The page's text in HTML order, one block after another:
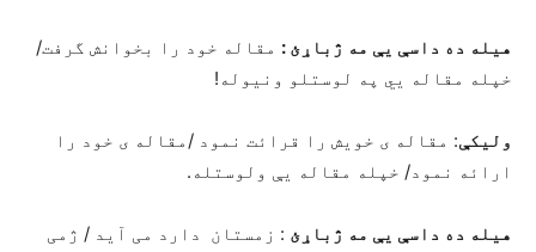
هیله ده داسې یې مه ژباړئ : مقاله خود را بخوانش گرفت/
خپله مقاله یي په لوستلو ونیوله!
ولیکې: مقاله ی خویش را قرائت نمود /مقاله ی خود را
ارائه نمود/ خپله مقاله یې ولوستله.
هیله ده داسې یې مه ژباړئ : زمستان دارد می آید / ژمی